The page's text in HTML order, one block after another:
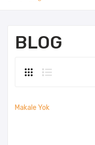
BLOG
Makale Yok